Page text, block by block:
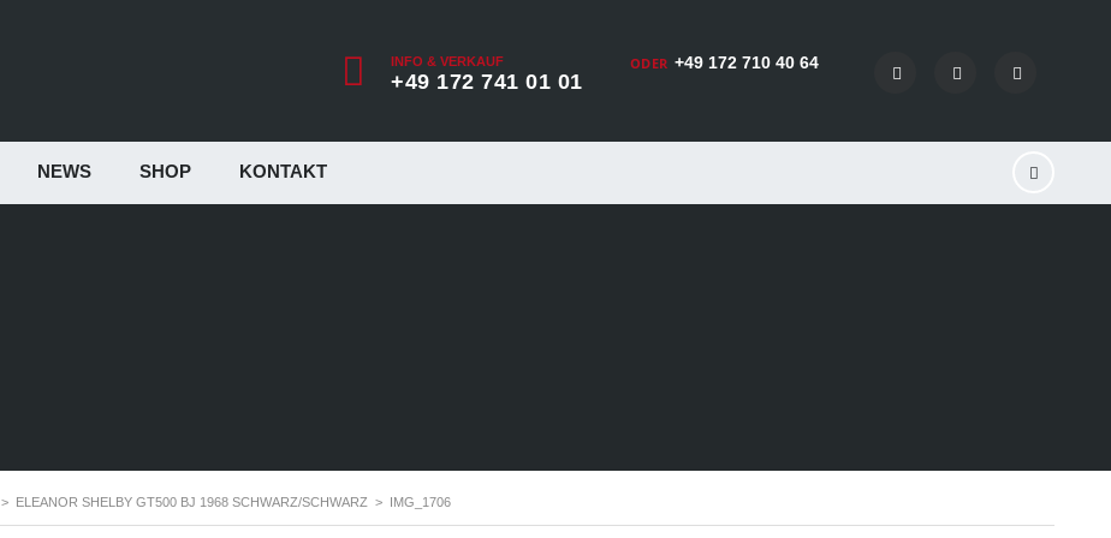
ODER +49 172 710 40 64
INFO & VERKAUF
+49 172 741 01 01
NEWS SHOP KONTAKT
> ELEANOR SHELBY GT500 BJ 1968 SCHWARZ/SCHWARZ > IMG_1706